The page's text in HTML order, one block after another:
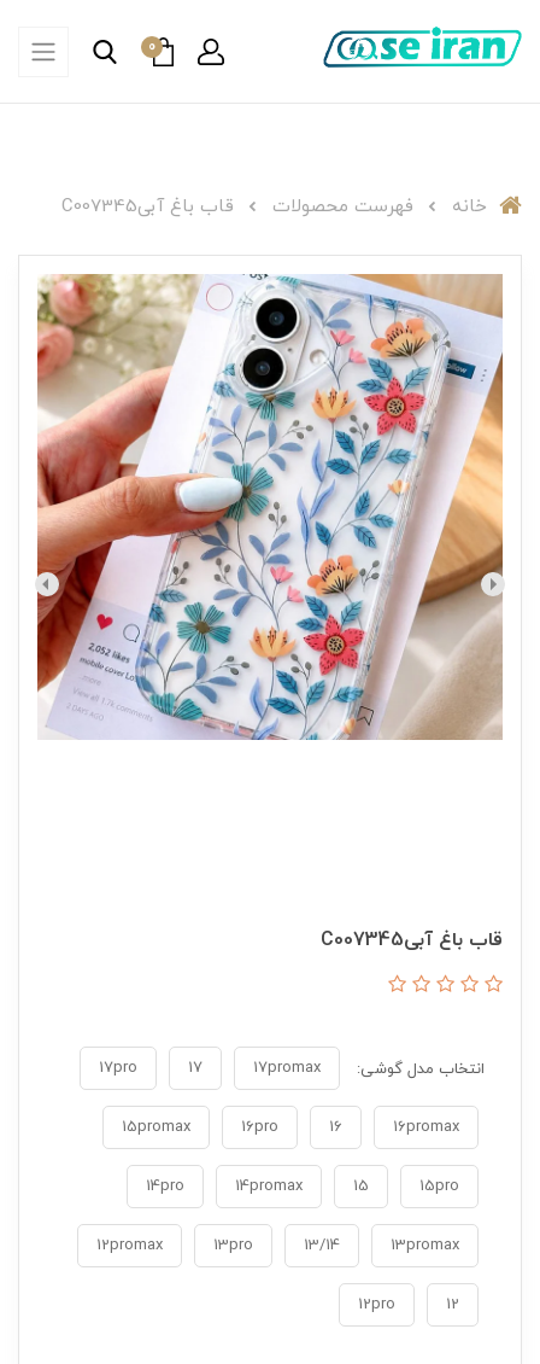
0
خانه فهرست محصولات قاب باغ آبیC007345
قاب باغ آبیC007345
انتخاب مدل گوشی: 17promax
17
17pro
16promax
16
16pro
15promax
15pro
15
14promax
14pro
13promax
13/14
13pro
12promax
12
12pro